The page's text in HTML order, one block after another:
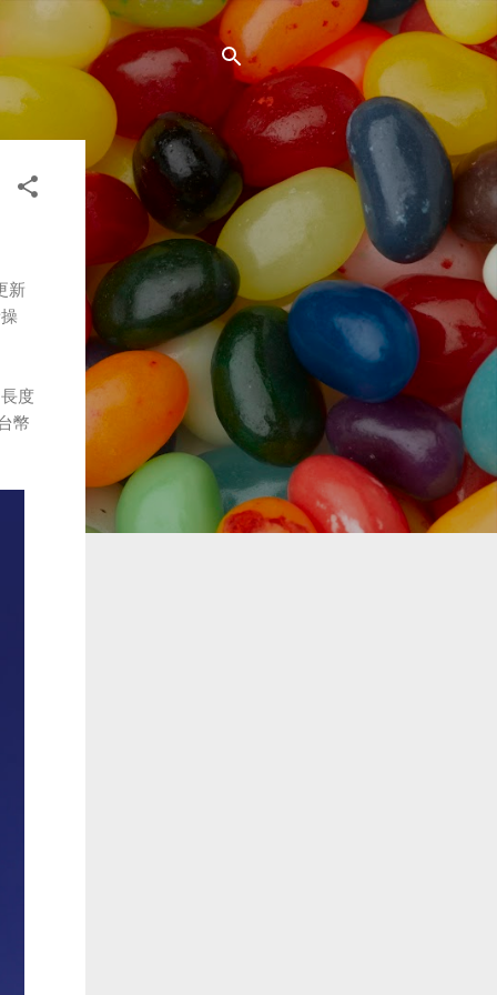
新
度
幣